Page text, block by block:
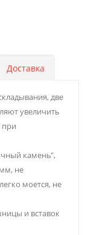
Доставка
две
увеличить
при
камень",
не
моется, не
и вставок